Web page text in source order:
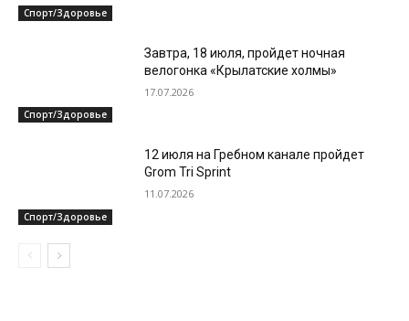
Спорт/Здоровье
Спорт/Здоровье
Завтра, 18 июля, пройдет ночная
велогонка «Крылатские холмы»
17.07.2026
Спорт/Здоровье
12 июля на Гребном канале пройдет
Grom Tri Sprint
11.07.2026